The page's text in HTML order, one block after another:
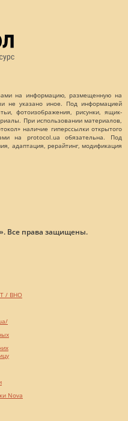
на информацию, размещенную на
не указано иное. Под информацией
фотоизображения, рисунки, ящик-
При использовании материалов,
наличие гиперссылки открытого
на protocol.ua обязательна. Под
адаптация, рерайтинг, модификация
Все права защищены.
/ ВНО
Nova